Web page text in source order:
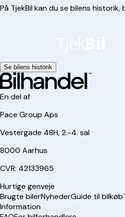
På TjekBil kan du se bilens
Se bilens historik
En del af
Pace Group Aps
Vestergade 48H, 2.-4. sal
8000 Aarhus
CVR: 42133965
Hurtige genveje
Brugte bilerNyhederGuide til bilkøb
Information